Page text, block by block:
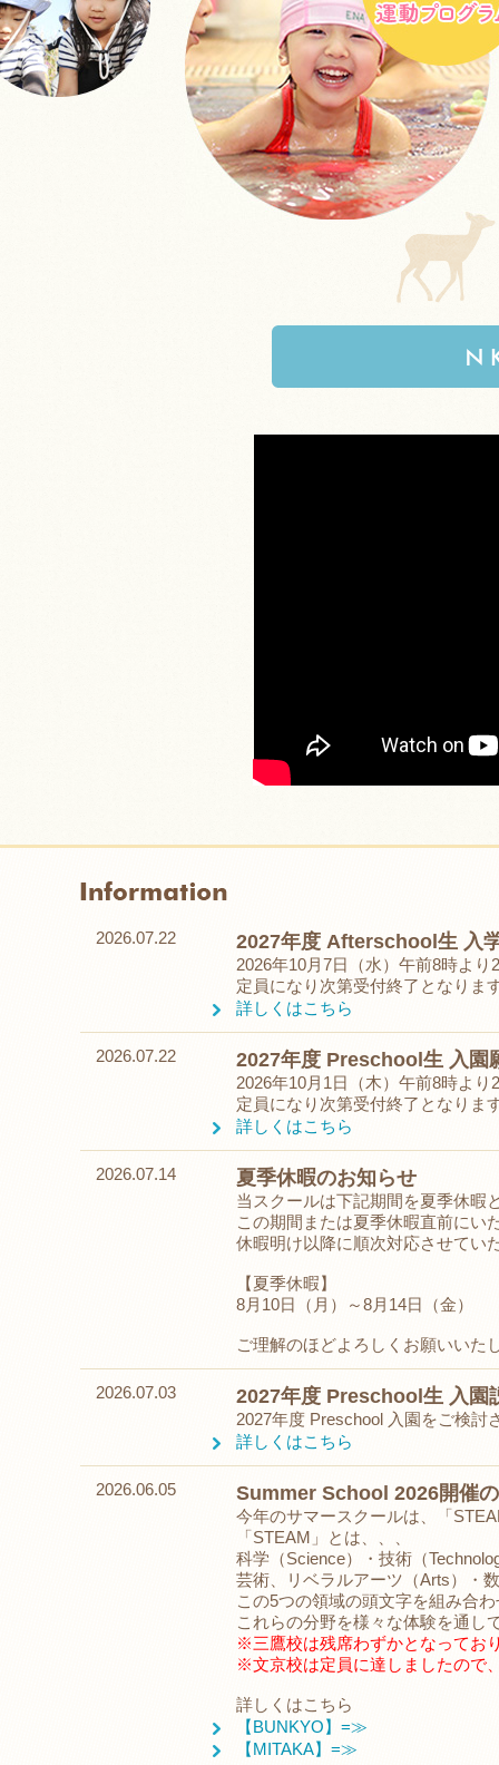
2026.07.22 2027年度 Afterschool生 入
2026年10月7日（水）午前8時よ
定員になり次第受付終了となりま
詳しくはこちら
2026.07.22 2027年度 Preschool生 入園
2026年10月1日（木）午前8時よ
定員になり次第受付終了となりま
詳しくはこちら
2026.07.14 夏季休暇のお知らせ
当スクールは下記期間を夏季休暇
この期間または夏季休暇直前にい
休暇明け以降に順次対応させてい
【夏季休暇】
8月10日（月）～8月14日（金）
ご理解のほどよろしくお願いいた
2026.07.03 2027年度 Preschool生 入園
2027年度 Preschool 入園をご検
詳しくはこちら
2026.06.05 Summer School 2026開催
今年のサマースクールは、「
「STEAM」とは、、、
科学（Science）・技術（
芸術、リベラルアーツ（Arts）・
この5つの領域の頭文字を組み合
これらの分野を様々な体験を通し
※三鷹校は残席わずかとなってお
※文京校は定員に達しましたので
詳しくはこちら
【BUNKYO】=≫
【MITAKA】=≫